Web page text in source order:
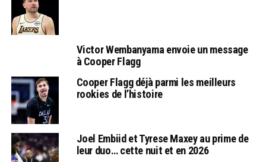
Victor Wembanyama envoie un message
à Cooper Flagg
Cooper Flagg déjà parmi les meilleurs
rookies de l’histoire
Joel Embiid et Tyrese Maxey au prime de
leur duo… cette nuit et en 2026